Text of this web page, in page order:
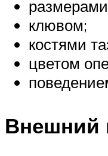
клювом;
костями
цветом
Внешний